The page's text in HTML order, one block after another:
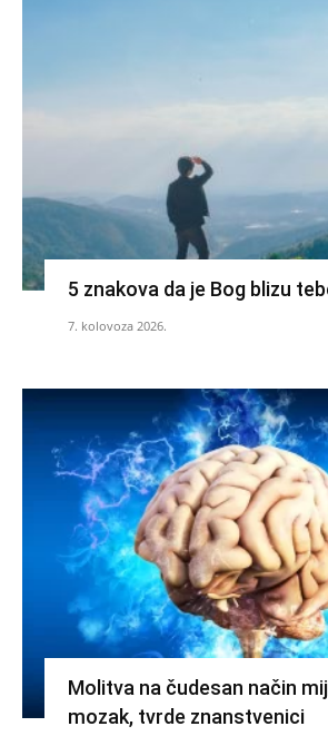
5 znakova da je Bog blizu
7. kolovoza 2026.
Molitva na čudesan način
mozak, tvrde znanstvenici